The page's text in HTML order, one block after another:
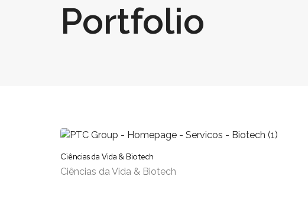
Portfolio
Ciências da Vida & Biotech
Ciências da Vida & Biotech